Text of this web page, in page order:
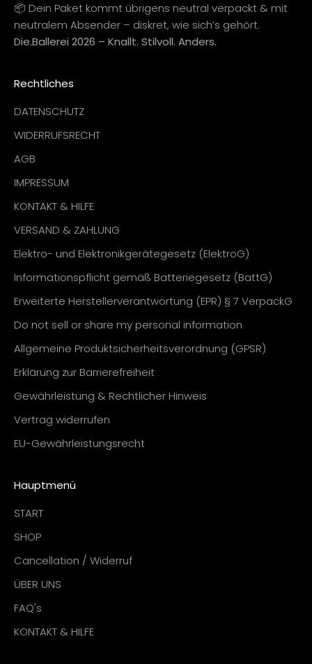
📦 Dein Paket kommt übrigens neutral verpackt & mit
neutralem Absender – diskret, wie sich’s gehört.
Die.Ballerei 2026 – Knallt. Stilvoll. Anders.
Rechtliches
DATENSCHUTZ
WIDERRUFSRECHT
AGB
IMPRESSUM
KONTAKT & HILFE
VERSAND & ZAHLUNG
Elektro- und Elektronikgerätegesetz (ElektroG)
Informationspflicht gemäß Batteriegesetz (BattG)
Erweiterte Herstellerverantwortung (EPR) § 7 VerpackG
Do not sell or share my personal information
Allgemeine Produktsicherheitsverordnung (GPSR)
Erklärung zur Barrierefreiheit
Gewährleistung & Rechtlicher Hinweis
Vertrag widerrufen
EU-Gewährleistungsrecht
Hauptmenü
START
SHOP
Cancellation / Widerruf
ÜBER UNS
FAQ's
KONTAKT & HILFE